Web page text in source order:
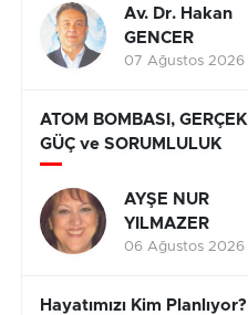
Av. Dr. Hakan
GENCER
07 Ağustos 2026
ATOM BOMBASI, GERÇEK
GÜÇ ve SORUMLULUK
AYŞE NUR
YILMAZER
06 Ağustos 2026
Hayatımızı Kim Planlıyor?